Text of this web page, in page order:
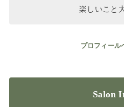
楽しいこと
プロフィール
Salon